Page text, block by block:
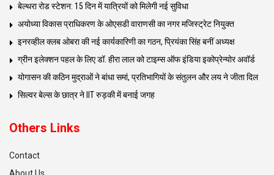
बेल्थरा रोड स्टेशन: 15 दिन में यात्रियों को मिलेगी नई सुविधा
अयोध्या विकास प्राधिकरण के ओएसडी वाराणसी का नगर मजिस्ट्रेट नियुक्त
इनरव्हील क्लब ओबरा की नई कार्यकारिणी का गठन, प्रियंका सिंह बनीं अध्यक्ष
ग्रीन इलेक्शन पहल के लिए डॉ. हीरा लाल को टाइम्स ऑफ इंडिया इकोप्रेन्योर अवॉर्ड
योगासन की कठिन मुद्राओं ने बांधा समां, प्रतिभागियों के संतुलन और लय ने जीता दिल
सिल्वर बेल्स के छात्र ने IIT रुड़की में बनाई जगह
Others Links
Contact
About Us